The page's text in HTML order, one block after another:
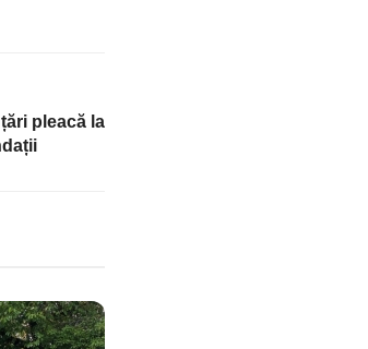
pleacă la